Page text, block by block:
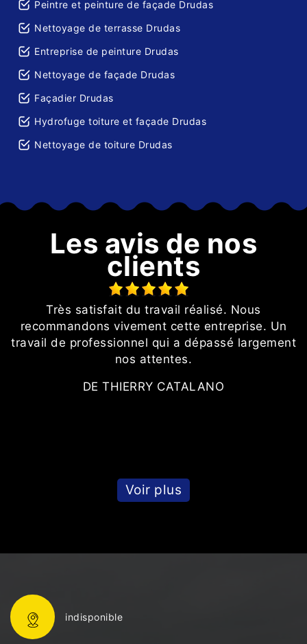
Peintre et peinture de façade Drudas
Nettoyage de terrasse Drudas
Entreprise de peinture Drudas
Nettoyage de façade Drudas
Façadier Drudas
Hydrofuge toiture et façade Drudas
Nettoyage de toiture Drudas
Les avis de nos
clients
Très satisfait du travail réalisé. Nous
recommandons vivement cette entreprise. Un
travail de professionnel qui a dépassé largement
nos attentes.
DE THIERRY CATALANO
Voir plus
indisponible